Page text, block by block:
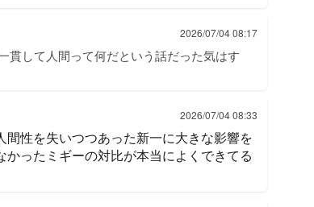
2026/07/04 08:17
貫して人間って何だという話だった気はす
2026/07/04 08:33
性を失いつつあった新一に大きな影響を
ったミギーの対比が本当によくできてる